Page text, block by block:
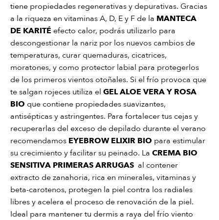
tiene propiedades regenerativas y depurativas. Gracias
a la riqueza en vitaminas A, D, E y F de la MANTECA
DE KARITÉ efecto calor, podrás utilizarlo para
descongestionar la nariz por los nuevos cambios de
temperaturas, curar quemaduras, cicatrices,
moratones, y como protector labial para protegerlos
de los primeros vientos otoñales. Si el frío provoca que
te salgan rojeces utiliza el GEL ALOE VERA Y ROSA
BIO que contiene propiedades suavizantes,
antisépticas y astringentes. Para fortalecer tus cejas y
recuperarlas del exceso de depilado durante el verano
recomendamos EYEBROW ELIXIR BIO para estimular
su crecimiento y facilitar su peinado. La CREMA BIO
SENSITIVA PRIMERAS ARRUGAS al contener
extracto de zanahoria, rica en minerales, vitaminas y
beta-carotenos, protegen la piel contra los radiales
libres y acelera el proceso de renovación de la piel.
Ideal para mantener tu dermis a raya del frío viento